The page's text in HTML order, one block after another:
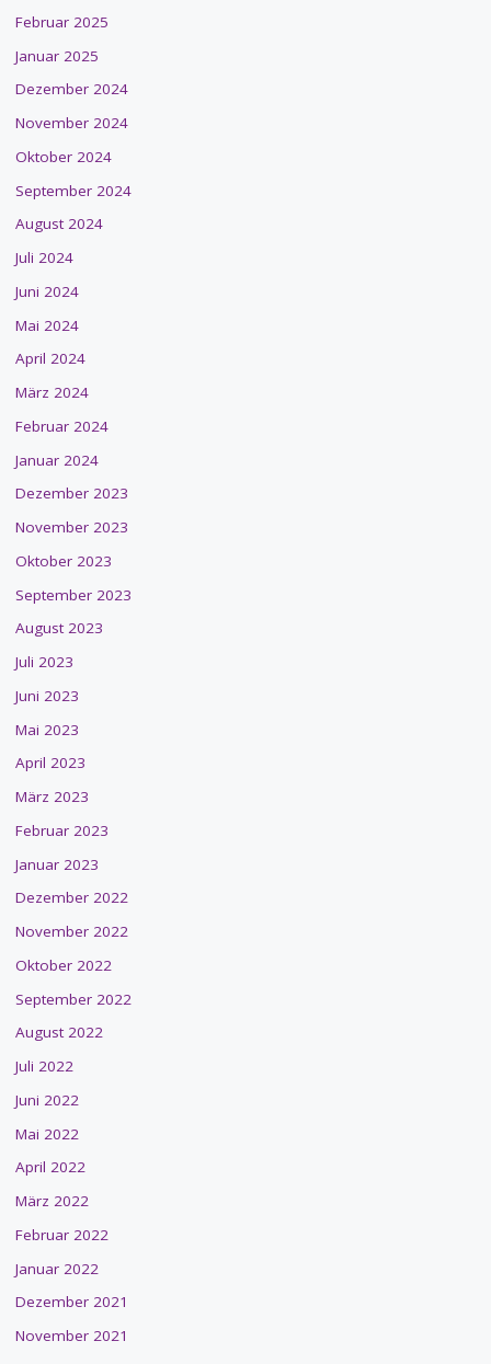
Februar 2025
Januar 2025
Dezember 2024
November 2024
Oktober 2024
September 2024
August 2024
Juli 2024
Juni 2024
Mai 2024
April 2024
März 2024
Februar 2024
Januar 2024
Dezember 2023
November 2023
Oktober 2023
September 2023
August 2023
Juli 2023
Juni 2023
Mai 2023
April 2023
März 2023
Februar 2023
Januar 2023
Dezember 2022
November 2022
Oktober 2022
September 2022
August 2022
Juli 2022
Juni 2022
Mai 2022
April 2022
März 2022
Februar 2022
Januar 2022
Dezember 2021
November 2021